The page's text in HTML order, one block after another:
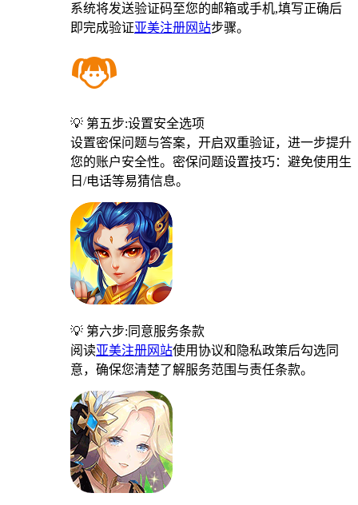
系统将发送验证码至您的邮箱或手机,填写正确后
即完成验证亚美注册网站步骤。
💡 第五步:设置安全选项
设置密保问题与答案，开启双重验证，进一步提升
您的账户安全性。密保问题设置技巧：避免使用生
日/电话等易猜信息。
💡 第六步:同意服务条款
阅读亚美注册网站使用协议和隐私政策后勾选同
意，确保您清楚了解服务范围与责任条款。